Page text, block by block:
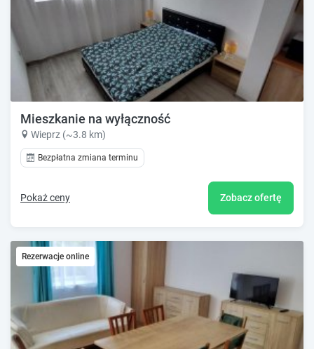
Mieszkanie na wyłączność
Wieprz (~3.8 km)
Bezpłatna zmiana terminu
Pokaż ceny Zobacz ofertę
Rezerwacje online